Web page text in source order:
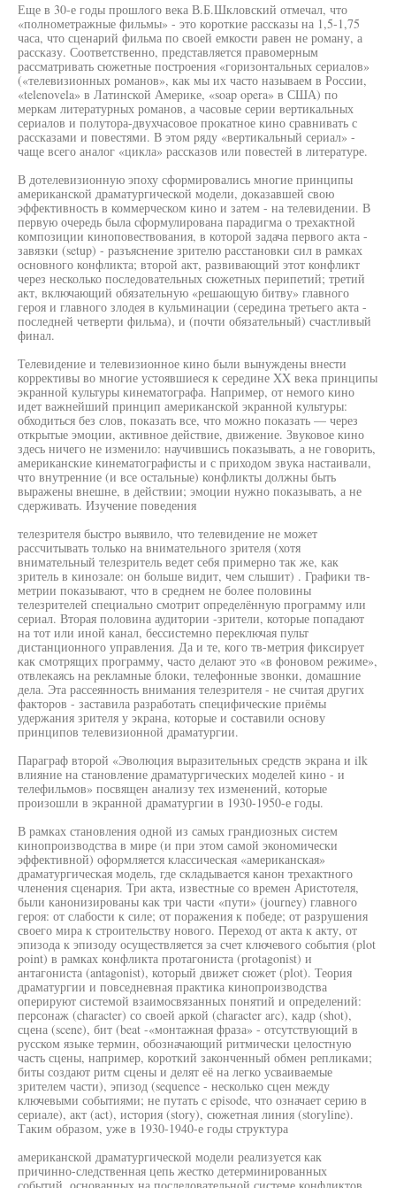
Еще в 30-е годы прошлого века В.Б.Шкловский отмечал, что
«полнометражные фильмы» - это короткие рассказы на 1,5-1,75
часа, что сценарий фильма по своей емкости равен не роману, а
рассказу. Соответственно, представляется правомерным
рассматривать сюжетные построения «горизонтальных сериалов»
(«телевизионных романов», как мы их часто называем в России,
«telenovela» в Латинской Америке, «soap opera» в США) по
меркам литературных романов, а часовые серии вертикальных
сериалов и полутора-двухчасовое прокатное кино сравнивать с
рассказами и повестями. В этом ряду «вертикальный сериал» -
чаще всего аналог «цикла» рассказов или повестей в литературе.
В дотелевизионную эпоху сформировались многие принципы
американской драматургической модели, доказавшей свою
эффективность в коммерческом кино и затем - на телевидении. В
первую очередь была сформулирована парадигма о трехактной
композиции киноповествования, в которой задача первого акта -
завязки (setup) - разъяснение зрителю расстановки сил в рамках
основного конфликта; второй акт, развивающий этот конфликт
через несколько последовательных сюжетных перипетий; третий
акт, включающий обязательную «решающую битву» главного
героя и главного злодея в кульминации (середина третьего акта -
последней четверти фильма), и (почти обязательный) счастливый
финал.
Телевидение и телевизионное кино были вынуждены внести
коррективы во многие устоявшиеся к середине XX века принципы
экранной культуры кинематографа. Например, от немого кино
идет важнейший принцип американской экранной культуры:
обходиться без слов, показать все, что можно показать — через
открытые эмоции, активное действие, движение. Звуковое кино
здесь ничего не изменило: научившись показывать, а не говорить,
американские кинематографисты и с приходом звука настаивали,
что внутренние (и все остальные) конфликты должны быть
выражены внешне, в действии; эмоции нужно показывать, а не
сдерживать. Изучение поведения
телезрителя быстро выявило, что телевидение не может
рассчитывать только на внимательного зрителя (хотя
внимательный телезритель ведет себя примерно так же, как
зритель в кинозале: он больше видит, чем слышит) . Графики тв-
метрии показывают, что в среднем не более половины
телезрителей специально смотрит определённую программу или
сериал. Вторая половина аудитории -зрители, которые попадают
на тот или иной канал, бессистемно переключая пульт
дистанционного управления. Да и те, кого тв-метрия фиксирует
как смотрящих программу, часто делают это «в фоновом режиме»,
отвлекаясь на рекламные блоки, телефонные звонки, домашние
дела. Эта рассеянность внимания телезрителя - не считая других
факторов - заставила разработать специфические приёмы
удержания зрителя у экрана, которые и составили основу
принципов телевизионной драматургии.
Параграф второй «Эволюция выразительных средств экрана и ilk
влияние на становление драматургических моделей кино - и
телефильмов» посвящен анализу тех изменений, которые
произошли в экранной драматургии в 1930-1950-е годы.
В рамках становления одной из самых грандиозных систем
кинопроизводства в мире (и при этом самой экономически
эффективной) оформляется классическая «американская»
драматургическая модель, где складывается канон трехактного
членения сценария. Три акта, известные со времен Аристотеля,
были канонизированы как три части «пути» (journey) главного
героя: от слабости к силе; от поражения к победе; от разрушения
своего мира к строительству нового. Переход от акта к акту, от
эпизода к эпизоду осуществляется за счет ключевого события (plot
point) в рамках конфликта протагониста (protagonist) и
антагониста (antagonist), который движет сюжет (plot). Теория
драматургии и повседневная практика кинопроизводства
оперируют системой взаимосвязанных понятий и определений:
персонаж (character) со своей аркой (character arc), кадр (shot),
сцена (scene), бит (beat -«монтажная фраза» - отсутствующий в
русском языке термин, обозначающий ритмически целостную
часть сцены, например, короткий законченный обмен репликами;
биты создают ритм сцены и делят её на легко усваиваемые
зрителем части), эпизод (sequence - несколько сцен между
ключевыми событиями; не путать с episode, что означает серию в
сериале), акт (act), история (story), сюжетная линия (storyline).
Таким образом, уже в 1930-1940-е годы структура
американской драматургической модели реализуется как
причинно-следственная цепь жестко детерминированных